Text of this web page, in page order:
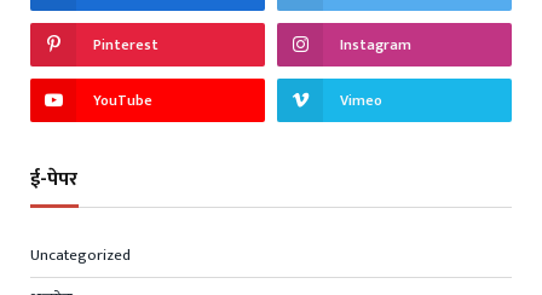
Pinterest Instagram
YouTube Vimeo
ई-पेपर
Uncategorized